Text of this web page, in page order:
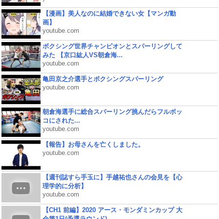
【漫画】美人なのに結婚できない女【マンガ動
画】
youtube.com
ボクシング世界チャンピオンとスパーリングして
みた 【京口紘人VS朝倉海...
youtube.com
亀田京之介選手とボクシングスパーリング
youtube.com
朝倉海選手に総合スパーリング挑んだらフルボッ
コにされた...
youtube.com
【報告】お母さんを亡くしました。
youtube.com
【週刊誌すら手玉に】手越祐也さんの会見を【心
理学的に分析】
youtube.com
【CH1 前編】2020 アース・モンダミンカップ 大